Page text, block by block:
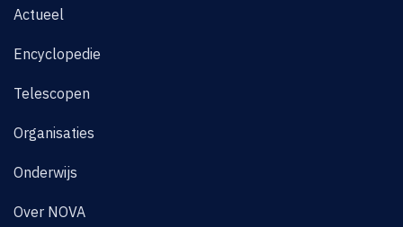
Actueel
Encyclopedie
Telescopen
Organisaties
Onderwijs
Over NOVA